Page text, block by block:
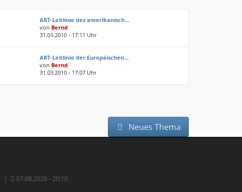
ART-Leitlinie des amerikanisch…
von Bernd
31.03.2010 - 17:11 Uhr
ART-Leitlinie der Europäischen…
von Bernd
31.03.2010 - 17:07 Uhr
Neues Thema
| 07.08.2026 - 20:10